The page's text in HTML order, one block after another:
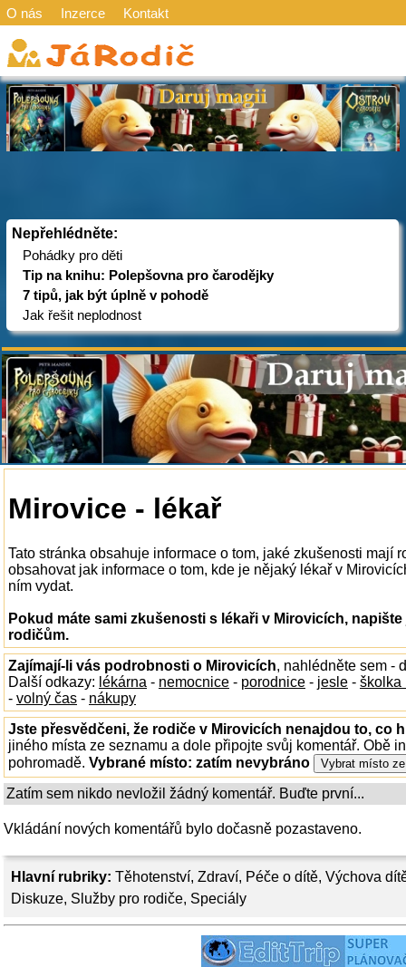
O nás Inzerce Kontakt
Nepřehlédněte:
Pohádky pro děti
Tip na knihu: Polepšovna pro čarodějky
7 tipů, jak být úplně v pohodě
Jak řešit neplodnost
Hlavní rubriky: Těhotenství, Zdraví, Péče o dítě, Výchova
Diskuze, Služby pro rodiče, Speciály
Mirovice - lékař
Tato stránka obsahuje informace o tom, jaké zkušenosti mají
obsahovat jak informace o tom, kde je nějaký lékař v
ním vydat.
Pokud máte sami zkušenosti s lékaři v Mirovicích,
rodičům.
Zajímají-li vás podrobnosti o Mirovicích, nahlédněte sem -
Další odkazy: lékárna - nemocnice - porodnice - jesle - školka
- volný čas - nákupy
Jste přesvědčeni, že rodiče v Mirovicích nenajdou to, co
jiného místa ze seznamu a dole připojte svůj komentář. Obě
pohromadě. Vybrané místo: zatím nevybráno
Zatím sem nikdo nevložil žádný komentář. Buďte první...
Vkládání nových komentářů bylo dočasně pozastaveno.